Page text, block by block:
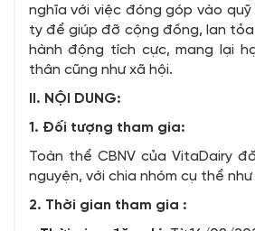
nghĩa với việc đóng góp vào
ty để giúp đỡ cộng đồng, lan
hành động tích cực, mang lại
thân cũng như xã hội.
II. NỘI DUNG:
1. Đối tượng tham gia:
Toàn thể CBNV của VitaDairy
nguyện, với chia nhóm cụ thể như
2. Thời gian tham gia :